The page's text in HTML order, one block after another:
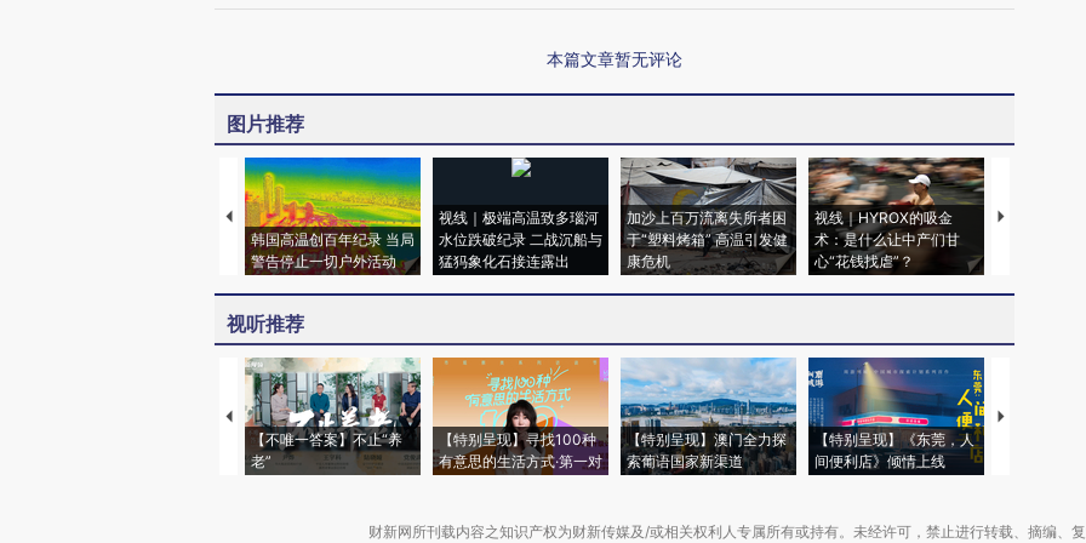
本篇文章暂无评论
图片推荐
韩国高温创百年纪录 当局
警告停止一切户外活动
视线｜极端高温致多瑙河
水位跌破纪录 二战沉船与
猛犸象化石接连露出
加沙上百万流离失所者困
于“塑料烤箱” 高温引发健
康危机
视线｜HYROX的吸金
术：是什么让中产们甘
心“花钱找虐”？
马航飞行员
视听推荐
【不唯一答案】不止“养
老”
【特别呈现】寻找100种
有意思的生活方式·第一对
【特别呈现】澳门全力探
索葡语国家新渠道
【特别呈现】《东莞，人
间便利店》倾情上线
【推广】走
财新网所刊载内容之知识产权为财新传媒及/或相关权利人专属所有或持有。未经许可，禁止进行转载、摘编、复